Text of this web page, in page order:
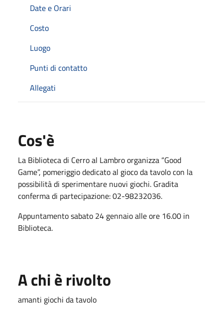
Date e Orari
Costo
Luogo
Punti di contatto
Allegati
Cos'è
La Biblioteca di Cerro al Lambro organizza “Good
Game”, pomeriggio dedicato al gioco da tavolo con la
possibilità di sperimentare nuovi giochi. Gradita
conferma di partecipazione: 02-98232036.
Appuntamento sabato 24 gennaio alle ore 16.00 in
Biblioteca.
A chi è rivolto
amanti giochi da tavolo